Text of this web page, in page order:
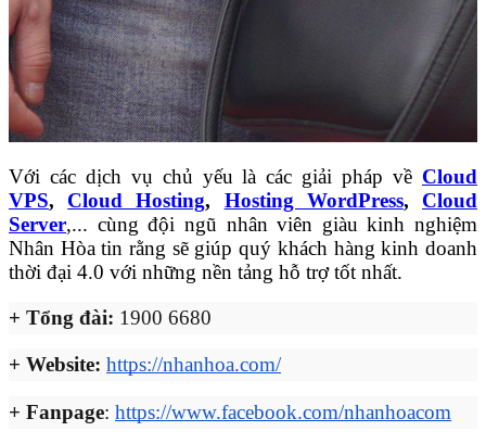
Với các dịch vụ chủ yếu là các giải pháp về Cloud
VPS, Cloud Hosting, Hosting WordPress, Cloud
Server,... cùng đội ngũ nhân viên giàu kinh nghiệm
Nhân Hòa tin rằng sẽ giúp quý khách hàng kinh doanh
thời đại 4.0 với những nền tảng hỗ trợ tốt nhất.
+ Tổng đài: 1900 6680
+ Website: https://nhanhoa.com/
+ Fanpage: https://www.facebook.com/nhanhoacom